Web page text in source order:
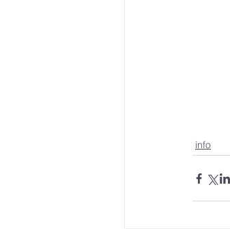
info